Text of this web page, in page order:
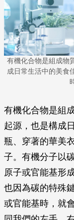
有機化合物是組成物
成日常生活中的美食
有機化合物是組
起源，也是構成
瓶、穿著的華美
子。有機分子以
原子或官能基形
也因為碳的特殊
或官能基時，就